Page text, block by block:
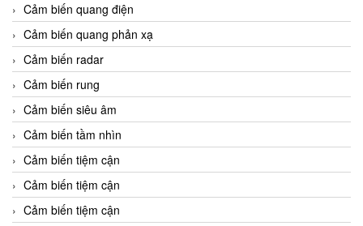
Cảm biến quang điện
Cảm biến quang phản xạ
Cảm biến radar
Cảm biến rung
Cảm biến siêu âm
Cảm biến tầm nhìn
Cảm biến tiệm cận
Cảm biến tiệm cận
Cảm biến tiệm cận